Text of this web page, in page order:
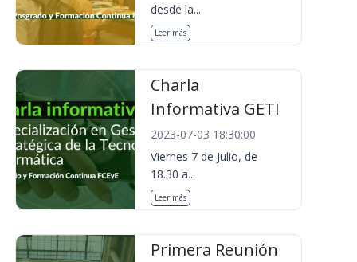
desde la...
Leer más
Charla
Informativa GETI
2023-07-03 18:30:00
Viernes 7 de Julio, de
18.30 a...
Leer más
Primera Reunión